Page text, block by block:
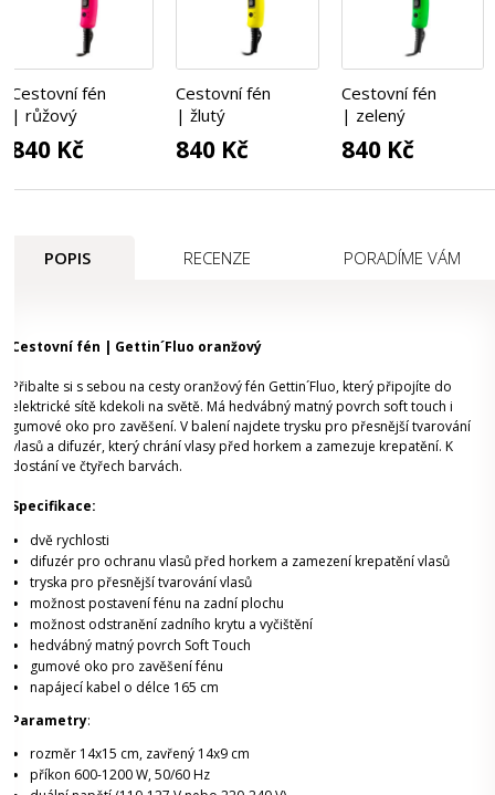
Cestovní fén
| růžový
840 Kč
Cestovní fén
| žlutý
840 Kč
Cestovní fén
| zelený
840 Kč
POPIS RECENZE PORADÍME VÁM
Cestovní fén | Gettin´Fluo oranžový
Přibalte si s sebou na cesty oranžový fén Gettin´Fluo, který připojíte do
elektrické sítě kdekoli na světě. Má hedvábný matný povrch soft touch i
gumové oko pro zavěšení. V balení najdete trysku pro přesnější tvarování
vlasů a difuzér, který chrání vlasy před horkem a zamezuje krepatění. K
dostání ve čtyřech barvách.
Specifikace:
dvě rychlosti
difuzér pro ochranu vlasů před horkem a zamezení krepatění vlasů
tryska pro přesnější tvarování vlasů
možnost postavení fénu na zadní plochu
možnost odstranění zadního krytu a vyčištění
hedvábný matný povrch Soft Touch
gumové oko pro zavěšení fénu
napájecí kabel o délce 165 cm
Parametry:
rozměr 14x15 cm, zavřený 14x9 cm
příkon 600-1200 W, 50/60 Hz